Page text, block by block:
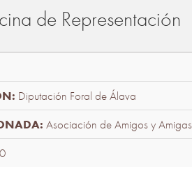
de Representación
Diputación Foral de Álava
Asociación de Amigos y